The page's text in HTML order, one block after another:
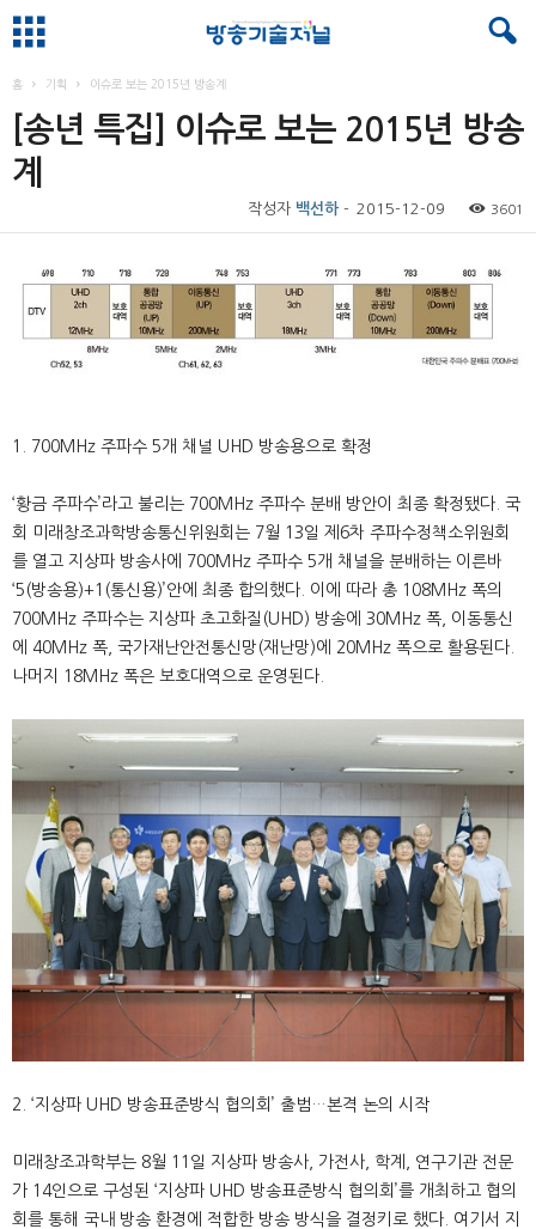
홈 기획 이슈로 보는 2015년 방송계
[송년 특집] 이슈로 보는 2015년 방송
계
작성자 백선하 - 2015-12-09 3601
1. 700MHz 주파수 5개 채널 UHD 방송용으로 확정
‘황금 주파수’라고 불리는 700MHz 주파수 분배 방안이 최종 확정됐다. 국
회 미래창조과학방송통신위원회는 7월 13일 제6차 주파수정책소위원회
를 열고 지상파 방송사에 700MHz 주파수 5개 채널을 분배하는 이른바
‘5(방송용)+1(통신용)’안에 최종 합의했다. 이에 따라 총 108MHz 폭의
700MHz 주파수는 지상파 초고화질(UHD) 방송에 30MHz 폭, 이동통신
에 40MHz 폭, 국가재난안전통신망(재난망)에 20MHz 폭으로 활용된다.
나머지 18MHz 폭은 보호대역으로 운영된다.
2. ‘지상파 UHD 방송표준방식 협의회’ 출범…본격 논의 시작
미래창조과학부는 8월 11일 지상파 방송사, 가전사, 학계, 연구기관 전문
가 14인으로 구성된 ‘지상파 UHD 방송표준방식 협의회’를 개최하고 협의
회를 통해 국내 방송 환경에 적합한 방송 방식을 결정키로 했다. 여기서 지